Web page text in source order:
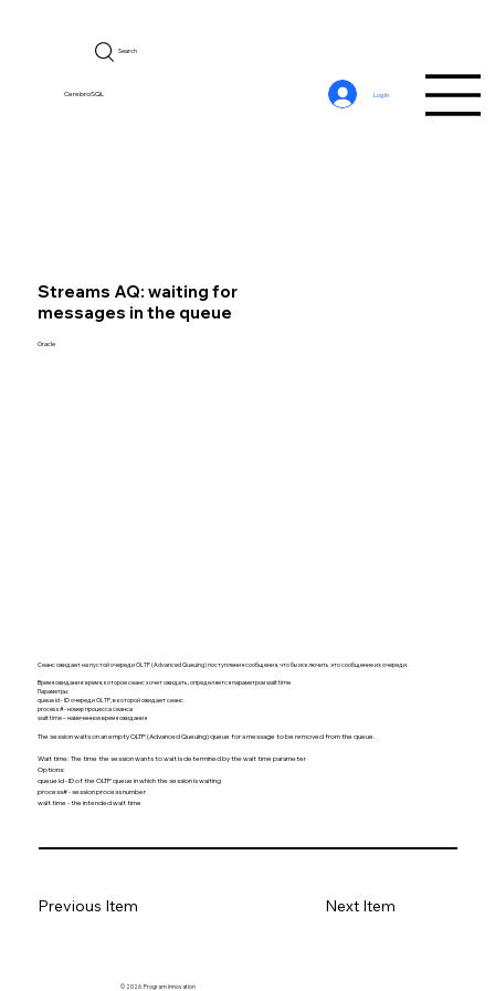
CerebroSQL
Search
Log In
Streams AQ: waiting for
messages in the queue
Oracle
Сеанс ожидает на пустой очереди OLTP (Advanced Queuing) поступления сообщения, что бы исключить это сообщение из очереди.
Время ожидания: время, которое сеанс хочет ожидать, определяется параметром wait time
Параметры:
queue id - ID очереди OLTP, в которой ожидает сеанс
process# - номер процесса сеанса
wait time – намеченное время ожидания
The session waits on an empty OLTP (Advanced Queuing) queue for a message to be removed from the queue.
Wait time: The time the session wants to wait is determined by the wait time parameter
Options:
queue id - ID of the OLTP queue in which the session is waiting
process# - session process number
wait time - the intended wait time
Previous Item Next Item
© 2026. Program innovation